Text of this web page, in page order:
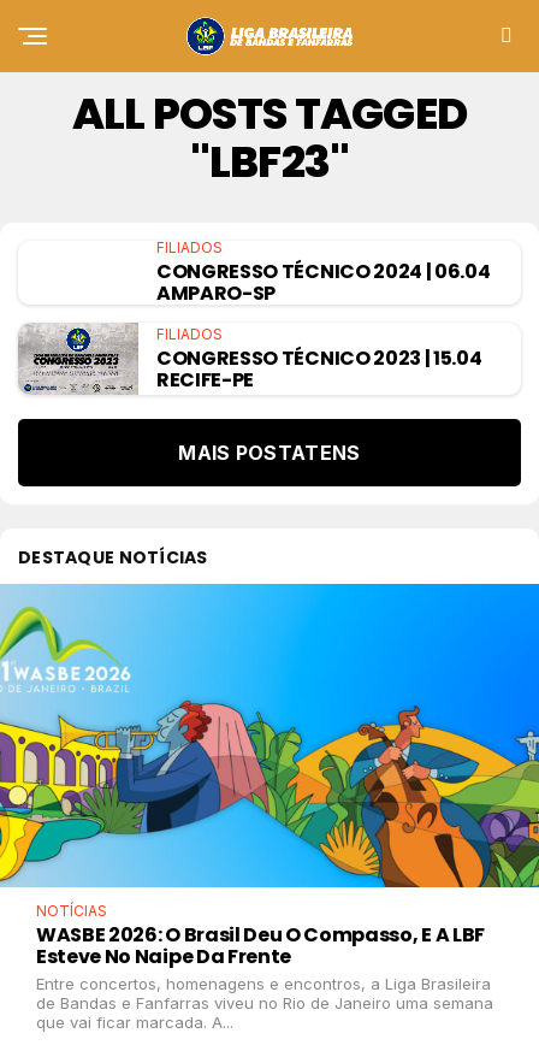
ALL POSTS TAGGED
"LBF23"
FILIADOS
CONGRESSO TÉCNICO 2024 | 06.04
AMPARO-SP
FILIADOS
CONGRESSO TÉCNICO 2023 | 15.04
RECIFE-PE
MAIS POSTATENS
DESTAQUE NOTÍCIAS
NOTÍCIAS
WASBE 2026: O Brasil Deu O Compasso, E A LBF
Esteve No Naipe Da Frente
Entre concertos, homenagens e encontros, a Liga Brasileira
de Bandas e Fanfarras viveu no Rio de Janeiro uma semana
que vai ficar marcada. A...